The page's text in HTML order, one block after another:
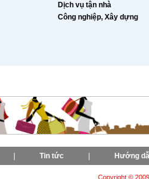
Dịch vụ tận nhà
Công nghiệp, Xây dựng
Tin tức Hướng
Copyright ©